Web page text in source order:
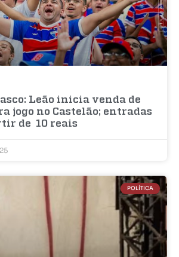
Leão inicia venda de
jogo no Castelão; entradas
de 10 reais
POLÍTICA